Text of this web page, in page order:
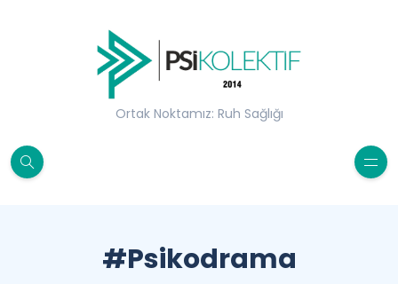
Ortak Noktamız: Ruh Sağlığı
#Psikodrama